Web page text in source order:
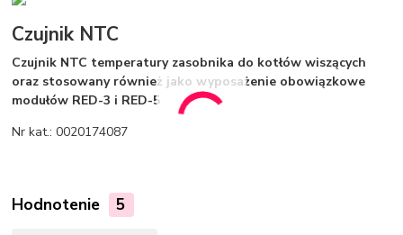
Czujnik NTC
Czujnik NTC temperatury zasobnika do kotłów wiszących
oraz stosowany również jako wyposażenie obowiązkowe
modułów RED-3 i RED-5
Nr kat.: 0020174087
Hodnotenie 5